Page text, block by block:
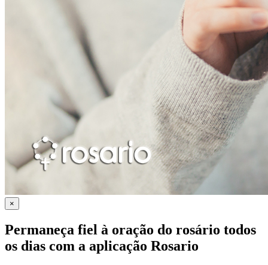
×
Permaneça fiel à oração do rosário todos
os dias com a aplicação Rosario